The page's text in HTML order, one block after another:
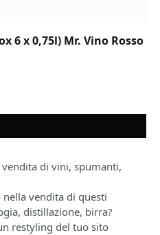
6 x 0,75l) Mr. Vino Rosso
di vini, spumanti,
nella vendita di questi
distillazione, birra?
restyling del tuo sito